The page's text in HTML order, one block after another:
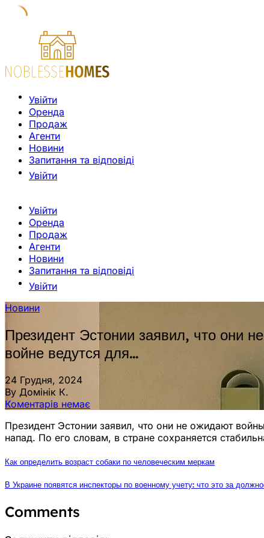
Увійти
Оренда
Продаж
Агенти
Новини
Запитання та відповіді
Увійти
Увійти
Оренда
Продаж
Агенти
Новини
Запитання та відповіді
Увійти
Новини
Президент Эстонии заявил, что они
войне ведутся для…
24 Грудня, 2024
By Домінік К.
Коментарів немає
Президент Эстонии заявил, что они не ожидают
напад. По его словам, в стране сохраняется
Как определить возраст собаки по человеческим меркам
В Украине появятся инспекторы по военному учету: что это за
Comments